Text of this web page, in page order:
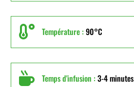
 Température : 90°C
 Temps d'infusion : 3-4 minutes